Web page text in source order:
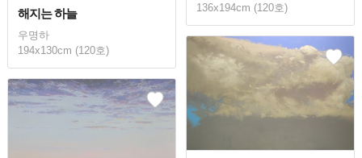
해지는 하늘
우명하
194x130cm (120호)
136x194cm (120호)